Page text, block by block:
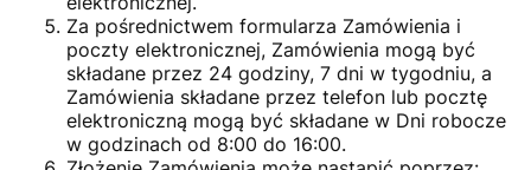
Za pośrednictwem formularza Zamówienia i
poczty elektronicznej, Zamówienia mogą być
składane przez 24 godziny, 7 dni w tygodniu, a
Zamówienia składane przez telefon lub pocztę
elektroniczną mogą być składane w Dni robocze
w godzinach od 8:00 do 16:00.